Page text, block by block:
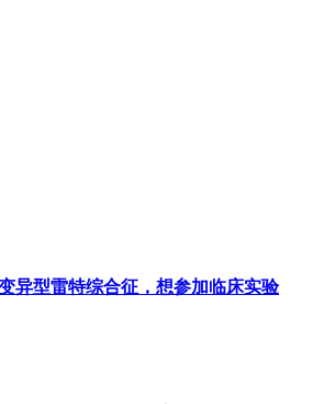
异型雷特综合征，想参加临床实验